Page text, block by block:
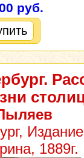
руб.
Издание
1889г.